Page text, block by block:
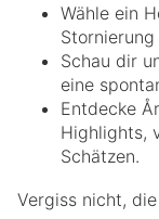
Wähle ein
Schau dir
eine
Entdecke
Highlights,
Schätzen.
Vergiss nicht,